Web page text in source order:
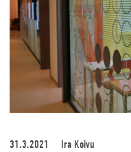
31.3.2021 Ira Koivu